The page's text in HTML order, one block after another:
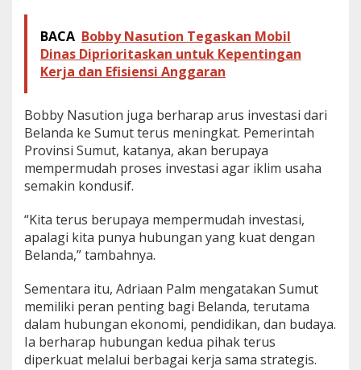
BACA Bobby Nasution Tegaskan Mobil
Dinas Diprioritaskan untuk Kepentingan
Kerja dan Efisiensi Anggaran
Bobby Nasution juga berharap arus investasi dari
Belanda ke Sumut terus meningkat. Pemerintah
Provinsi Sumut, katanya, akan berupaya
mempermudah proses investasi agar iklim usaha
semakin kondusif.
“Kita terus berupaya mempermudah investasi,
apalagi kita punya hubungan yang kuat dengan
Belanda,” tambahnya.
Sementara itu, Adriaan Palm mengatakan Sumut
memiliki peran penting bagi Belanda, terutama
dalam hubungan ekonomi, pendidikan, dan budaya.
Ia berharap hubungan kedua pihak terus
diperkuat melalui berbagai kerja sama strategis.